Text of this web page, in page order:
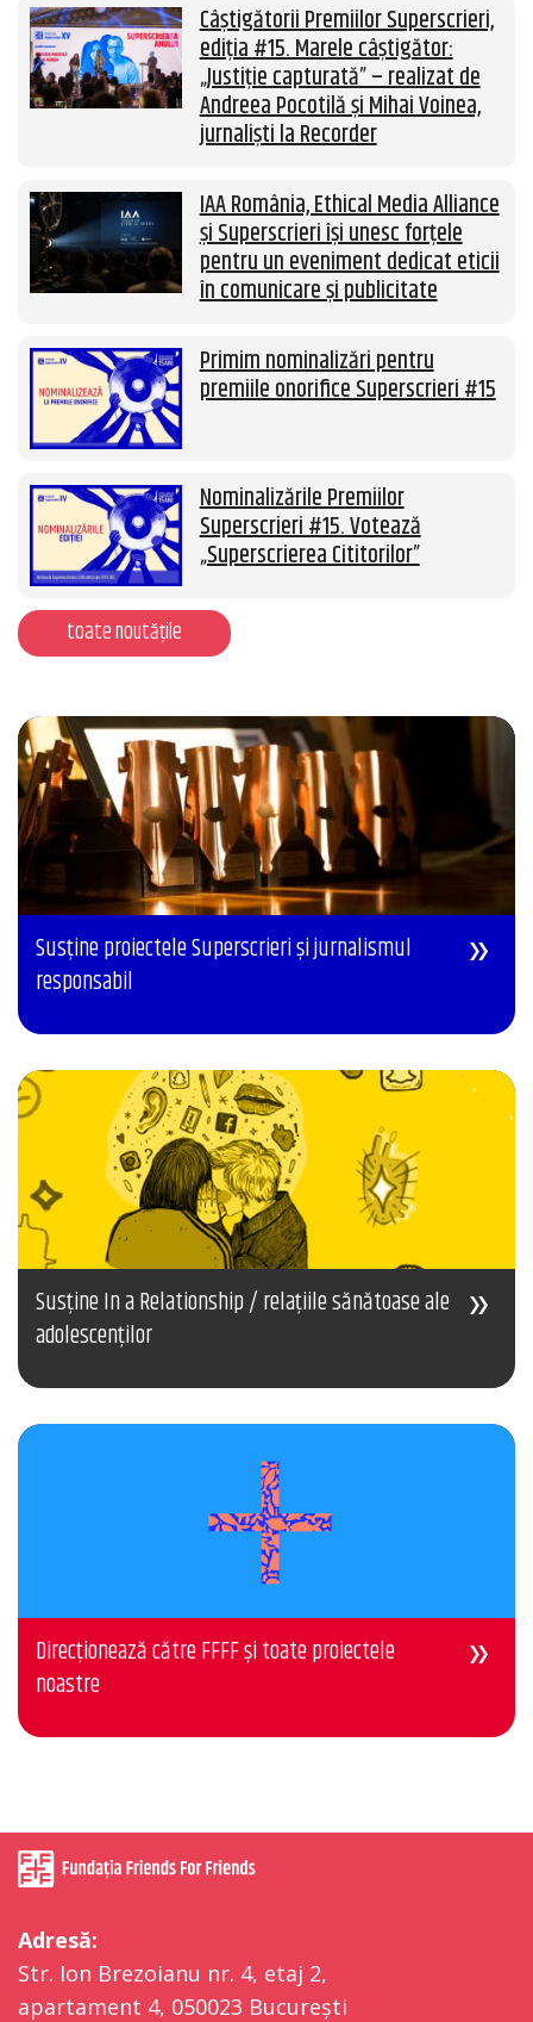
Câștigătorii Premiilor Superscrieri,
ediția #15. Marele câștigător:
„Justiție capturată” – realizat de
Andreea Pocotilă și Mihai Voinea,
jurnaliști la Recorder
IAA România, Ethical Media Alliance
și Superscrieri își unesc forțele
pentru un eveniment dedicat eticii
în comunicare și publicitate
Primim nominalizări pentru
premiile onorifice Superscrieri #15
Nominalizările Premiilor
Superscrieri #15. Votează
„Superscrierea Cititorilor”
toate noutățile
Susține proiectele Superscrieri și jurnalismul
responsabil
Susține In a Relationship / relațiile sănătoase ale
adolescenților
Direcționează către FFFF și toate proiectele
noastre
Adresă:
Str. Ion Brezoianu nr. 4, etaj 2,
apartament 4, 050023 București